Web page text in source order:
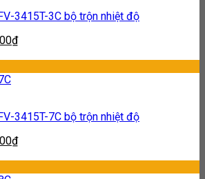
3415T-3C bộ trộn nhiệt độ
₫
3415T-7C bộ trộn nhiệt độ
₫